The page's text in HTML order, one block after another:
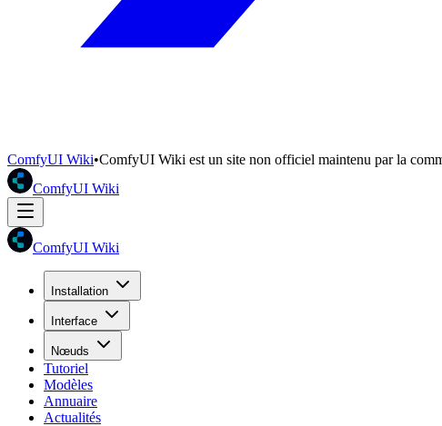
ComfyUI Wiki•ComfyUI Wiki est un site non officiel maintenu par la
ComfyUI Wiki
ComfyUI Wiki
Installation
Interface
Nœuds
Tutoriel
Modèles
Annuaire
Actualités